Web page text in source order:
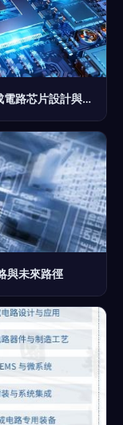
上海航芯成功完成C輪融資，持續深耕集成電路芯片設計與應用服務
與未來路徑